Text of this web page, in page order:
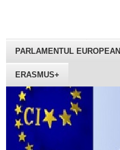
PARLAMENTUL EUROPEAN
ERASMUS+